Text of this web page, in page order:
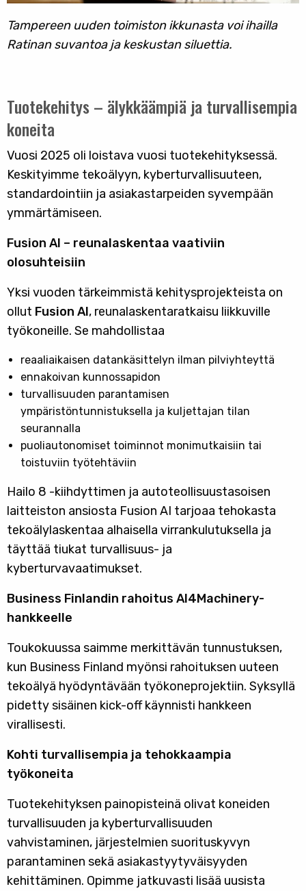
Tampereen uuden toimiston ikkunasta voi ihailla
Ratinan suvantoa ja keskustan siluettia.
Tuotekehitys – älykkäämpiä ja turvallisempia
koneita
Vuosi 2025 oli loistava vuosi tuotekehityksessä.
Keskityimme tekoälyyn, kyberturvallisuuteen,
standardointiin ja asiakastarpeiden syvempään
ymmärtämiseen.
Fusion AI – reunalaskentaa vaativiin
olosuhteisiin
Yksi vuoden tärkeimmistä kehitysprojekteista on
ollut Fusion AI, reunalaskentaratkaisu liikkuville
työkoneille. Se mahdollistaa
reaaliaikaisen datankäsittelyn ilman pilviyhteyttä
ennakoivan kunnossapidon
turvallisuuden parantamisen
ympäristöntunnistuksella ja kuljettajan tilan
seurannalla
puoliautonomiset toiminnot monimutkaisiin tai
toistuviin työtehtäviin
Hailo 8 -kiihdyttimen ja autoteollisuustasoisen
laitteiston ansiosta Fusion AI tarjoaa tehokasta
tekoälylaskentaa alhaisella virrankulutuksella ja
täyttää tiukat turvallisuus- ja
kyberturvavaatimukset.
Business Finlandin rahoitus AI4Machinery-
hankkeelle
Toukokuussa saimme merkittävän tunnustuksen,
kun Business Finland myönsi rahoituksen uuteen
tekoälyä hyödyntävään työkoneprojektiin. Syksyllä
pidetty sisäinen kick-off käynnisti hankkeen
virallisesti.
Kohti turvallisempia ja tehokkaampia
työkoneita
Tuotekehityksen painopisteinä olivat koneiden
turvallisuuden ja kyberturvallisuuden
vahvistaminen, järjestelmien suorituskyvyn
parantaminen sekä asiakastyytyväisyyden
kehittäminen. Opimme jatkuvasti lisää uusista